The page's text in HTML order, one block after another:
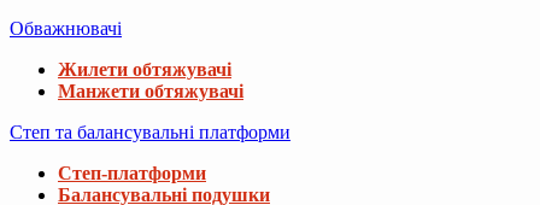
Обважнювачі
Жилети обтяжувачі
Манжети обтяжувачі
Степ та балансувальні платформи
Степ-платформи
Балансувальні подушки